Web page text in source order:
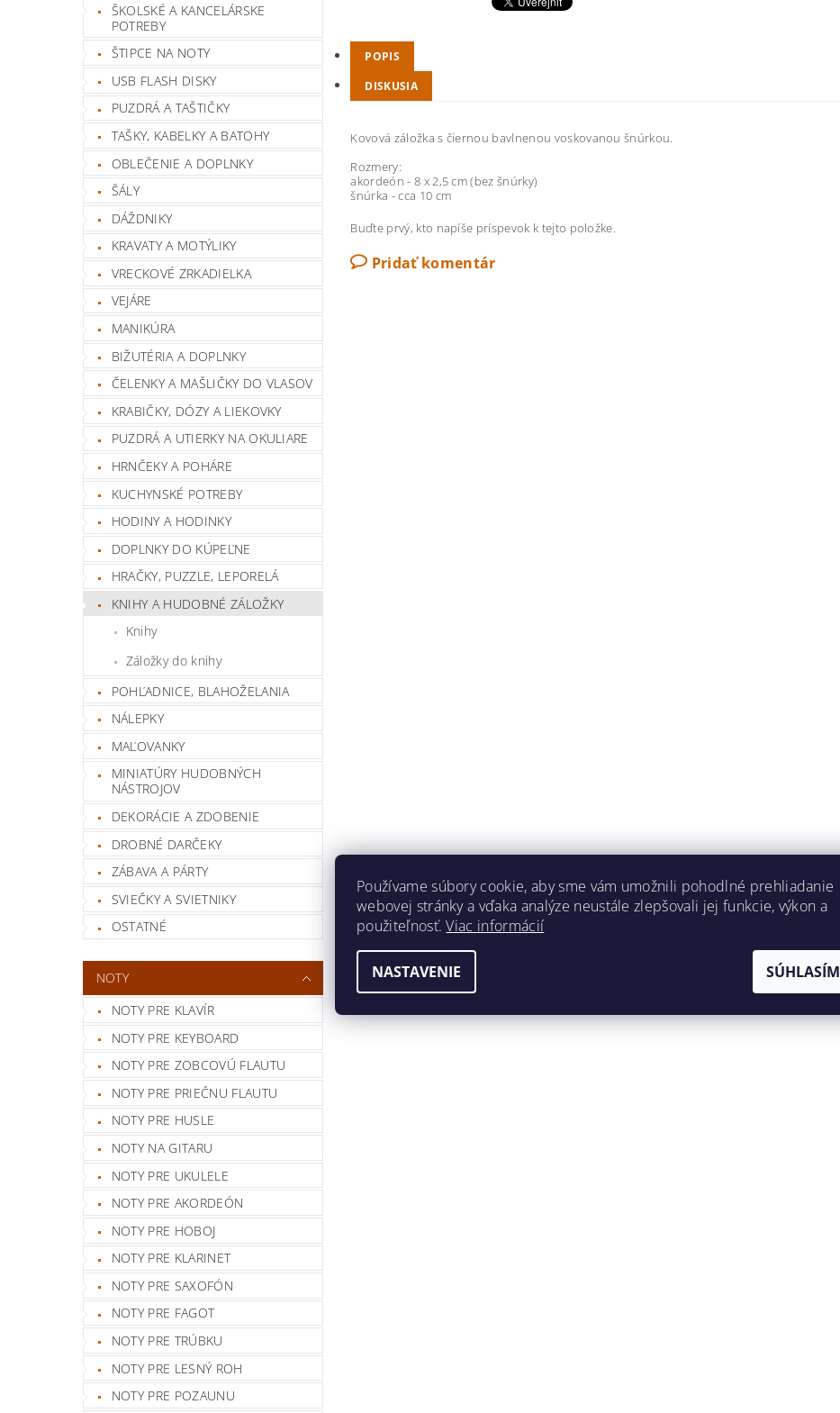
ŠKOLSKÉ A KANCELÁRSKE
POTREBY
ŠTIPCE NA NOTY
USB FLASH DISKY
PUZDRÁ A TAŠTIČKY
TAŠKY, KABELKY A BATOHY
OBLEČENIE A DOPLNKY
ŠÁLY
DÁŽDNIKY
KRAVATY A MOTÝLIKY
VRECKOVÉ ZRKADIELKA
VEJÁRE
MANIKÚRA
BIŽUTÉRIA A DOPLNKY
ČELENKY A MAŠLIČKY DO VLASOV
KRABIČKY, DÓZY A LIEKOVKY
PUZDRÁ A UTIERKY NA OKULIARE
HRNČEKY A POHÁRE
KUCHYNSKÉ POTREBY
HODINY A HODINKY
DOPLNKY DO KÚPEĽNE
HRAČKY, PUZZLE, LEPORELÁ
KNIHY A HUDOBNÉ ZÁLOŽKY
Knihy
Záložky do knihy
POHĽADNICE, BLAHOŽELANIA
NÁLEPKY
MAĽOVANKY
MINIATÚRY HUDOBNÝCH
NÁSTROJOV
DEKORÁCIE A ZDOBENIE
DROBNÉ DARČEKY
ZÁBAVA A PÁRTY
SVIEČKY A SVIETNIKY
OSTATNÉ
NOTY
NOTY PRE KLAVÍR
NOTY PRE KEYBOARD
NOTY PRE ZOBCOVÚ FLAUTU
NOTY PRE PRIEČNU FLAUTU
NOTY PRE HUSLE
NOTY NA GITARU
NOTY PRE UKULELE
NOTY PRE AKORDEÓN
NOTY PRE HOBOJ
NOTY PRE KLARINET
NOTY PRE SAXOFÓN
NOTY PRE FAGOT
NOTY PRE TRÚBKU
NOTY PRE LESNÝ ROH
NOTY PRE POZAUNU
POPIS
DISKUSIA
Kovová záložka s čiernou bavlnenou voskovanou šnúrkou.
Rozmery:
akordeón - 8 x 2,5 cm (bez šnúrky)
šnúrka - cca 10 cm
Buďte prvý, kto napíše príspevok k tejto položke.
Pridať komentár
Používame súbory cookie, aby sme vám umožnili pohodlné prehliadanie
webovej stránky a vďaka analýze neustále zlepšovali jej funkcie, výkon a
použiteľnosť.Viac informácií
NASTAVENIE SÚHLASÍM